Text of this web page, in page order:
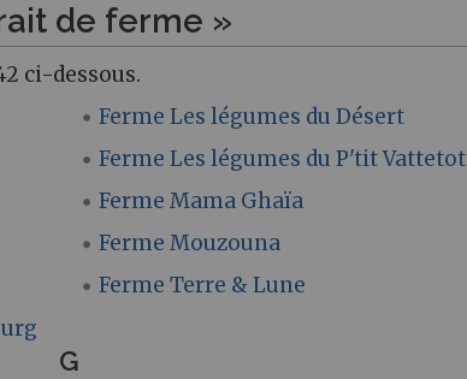
de ferme »
ci-dessous.
Ferme Les légumes du Désert
Ferme Les légumes du P'tit Vattetot
Ferme Mama Ghaïa
Ferme Mouzouna
Ferme Terre & Lune
G